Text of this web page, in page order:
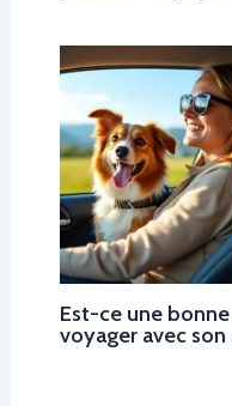
Est-ce une
voyager avec